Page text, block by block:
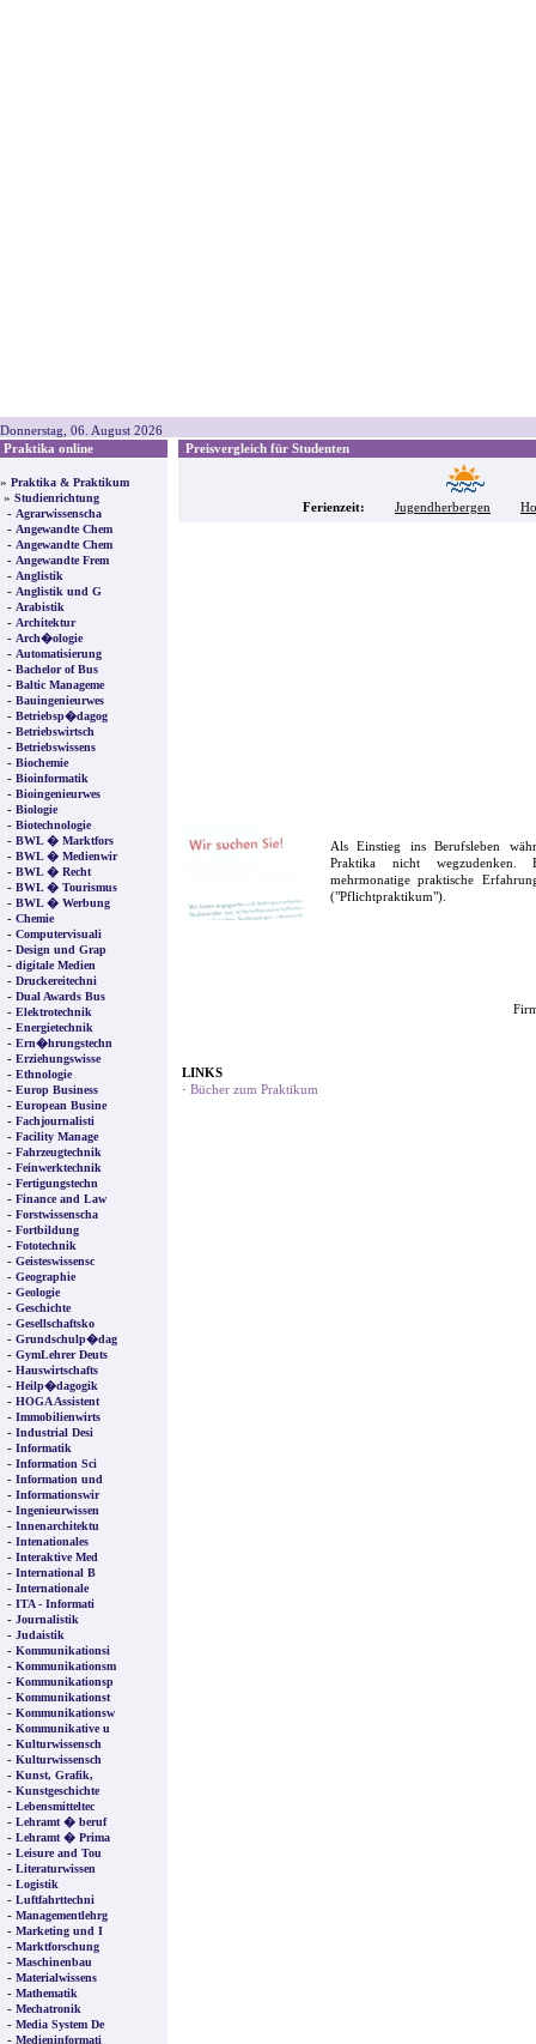
Donnerstag, 06. August 2026
Praktika online
» Praktika & Praktikum
» Studienrichtung
- Agrarwissenscha
- Angewandte Chem
- Angewandte Chem
- Angewandte Frem
- Anglistik
- Anglistik und G
- Arabistik
- Architektur
- Arch�ologie
- Automatisierung
- Bachelor of Bus
- Baltic Manageme
- Bauingenieurwes
- Betriebsp�dagog
- Betriebswirtsch
- Betriebswissens
- Biochemie
- Bioinformatik
- Bioingenieurwes
- Biologie
- Biotechnologie
- BWL � Marktfors
- BWL � Medienwir
- BWL � Recht
- BWL � Tourismus
- BWL � Werbung
- Chemie
- Computervisuali
- Design und Grap
- digitale Medien
- Druckereitechni
- Dual Awards Bus
- Elektrotechnik
- Energietechnik
- Ern�hrungstechn
- Erziehungswisse
- Ethnologie
- Europ Business
- European Busine
- Fachjournalisti
- Facility Manage
- Fahrzeugtechnik
- Feinwerktechnik
- Fertigungstechn
- Finance and Law
- Forstwissenscha
- Fortbildung
- Fototechnik
- Geisteswissensc
- Geographie
- Geologie
- Geschichte
- Gesellschaftsko
- Grundschulp�dag
- GymLehrer Deuts
- Hauswirtschafts
- Heilp�dagogik
- HOGA Assistent
- Immobilienwirts
- Industrial Desi
- Informatik
- Information Sci
- Information und
- Informationswir
- Ingenieurwissen
- Innenarchitektu
- Intenationales
- Interaktive Med
- International B
- Internationale
- ITA - Informati
- Journalistik
- Judaistik
- Kommunikationsi
- Kommunikationsm
- Kommunikationsp
- Kommunikationst
- Kommunikationsw
- Kommunikative u
- Kulturwissensch
- Kulturwissensch
- Kunst, Grafik,
- Kunstgeschichte
- Lebensmitteltec
- Lehramt � beruf
- Lehramt � Prima
- Leisure and Tou
- Literaturwissen
- Logistik
- Luftfahrttechni
- Managementlehrg
- Marketing und I
- Marktforschung
- Maschinenbau
- Materialwissens
- Mathematik
- Mechatronik
- Media System De
- Medieninformati
Preisvergleich für Studenten
Ferienzeit: Jugendherbergen
Als Einstieg ins Berufsleben
Praktika nicht wegzudenken.
mehrmonatige praktische
("Pflichtpraktikum").
LINKS
· Bücher zum Praktikum